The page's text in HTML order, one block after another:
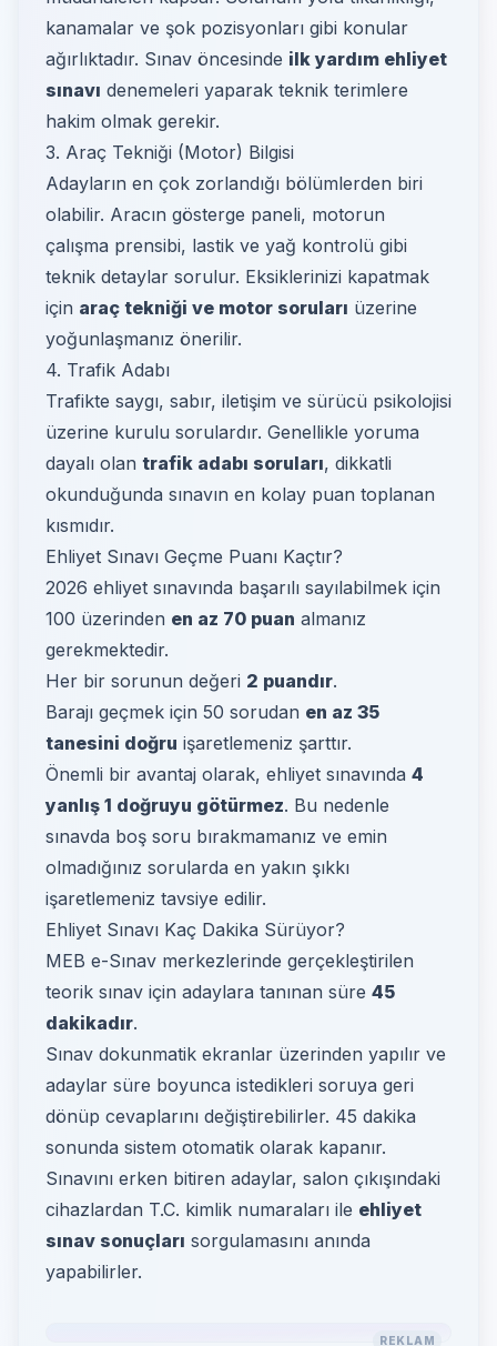
kanamalar ve şok pozisyonları gibi konular
ağırlıktadır. Sınav öncesinde ilk yardım ehliyet
sınavı denemeleri yaparak teknik terimlere
hakim olmak gerekir.
3. Araç Tekniği (Motor) Bilgisi
Adayların en çok zorlandığı bölümlerden biri
olabilir. Aracın gösterge paneli, motorun
çalışma prensibi, lastik ve yağ kontrolü gibi
teknik detaylar sorulur. Eksiklerinizi kapatmak
için araç tekniği ve motor soruları üzerine
yoğunlaşmanız önerilir.
4. Trafik Adabı
Trafikte saygı, sabır, iletişim ve sürücü psikolojisi
üzerine kurulu sorulardır. Genellikle yoruma
dayalı olan trafik adabı soruları, dikkatli
okunduğunda sınavın en kolay puan toplanan
kısmıdır.
Ehliyet Sınavı Geçme Puanı Kaçtır?
2026 ehliyet sınavında başarılı sayılabilmek için
100 üzerinden en az 70 puan almanız
gerekmektedir.
Her bir sorunun değeri 2 puandır.
Barajı geçmek için 50 sorudan en az 35
tanesini doğru işaretlemeniz şarttır.
Önemli bir avantaj olarak, ehliyet sınavında 4
yanlış 1 doğruyu götürmez. Bu nedenle
sınavda boş soru bırakmamanız ve emin
olmadığınız sorularda en yakın şıkkı
işaretlemeniz tavsiye edilir.
Ehliyet Sınavı Kaç Dakika Sürüyor?
MEB e-Sınav merkezlerinde gerçekleştirilen
teorik sınav için adaylara tanınan süre 45
dakikadır.
Sınav dokunmatik ekranlar üzerinden yapılır ve
adaylar süre boyunca istedikleri soruya geri
dönüp cevaplarını değiştirebilirler. 45 dakika
sonunda sistem otomatik olarak kapanır.
Sınavını erken bitiren adaylar, salon çıkışındaki
cihazlardan T.C. kimlik numaraları ile ehliyet
sınav sonuçları sorgulamasını anında
yapabilirler.
REKLAM